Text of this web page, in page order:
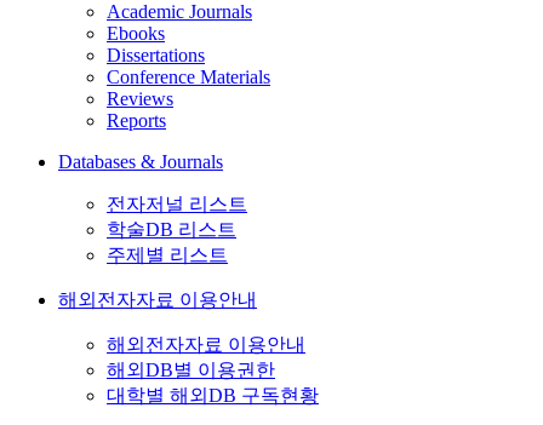
Academic Journals
Ebooks
Dissertations
Conference Materials
Reviews
Reports
Databases & Journals
전자저널 리스트
학술DB 리스트
주제별 리스트
해외전자자료 이용안내
해외전자자료 이용안내
해외DB별 이용권한
대학별 해외DB 구독현황